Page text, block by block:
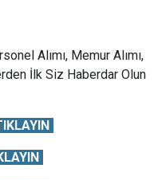
Alımı, Memur Alımı,
İlk Siz Haberdar Olun